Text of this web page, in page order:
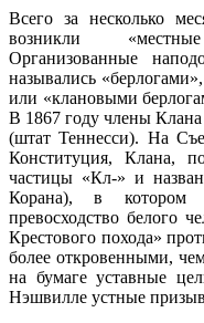
Всего за несколько
возникли
Организованные
назывались
или «клановыми
В 1867 году члены
(штат Теннесси). На
Конституция, Клана,
частицы «Кл-» и
Корана), в котором
превосходство белого
Крестового похода»
более откровенными,
на бумаге уставные
Нэшвилле устные